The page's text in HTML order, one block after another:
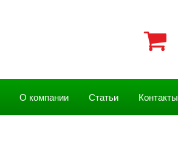
О компании Статьи Контакты